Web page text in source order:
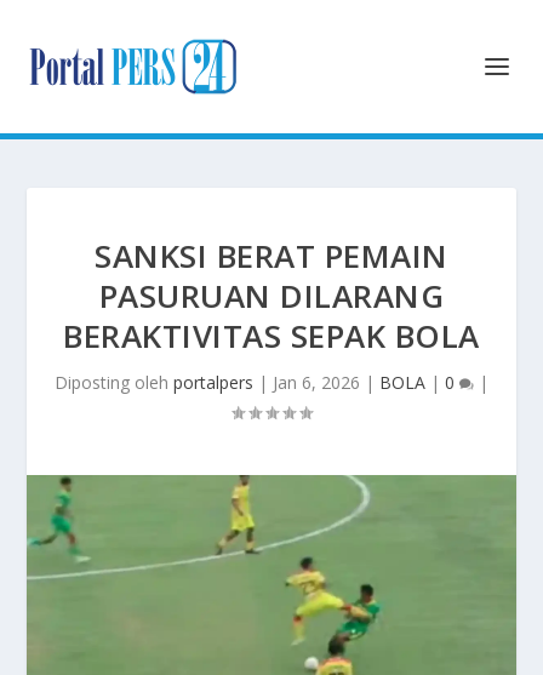
SANKSI BERAT PEMAIN
PASURUAN DILARANG
BERAKTIVITAS SEPAK BOLA
Diposting oleh portalpers | Jan 6, 2026 | BOLA | 0 |